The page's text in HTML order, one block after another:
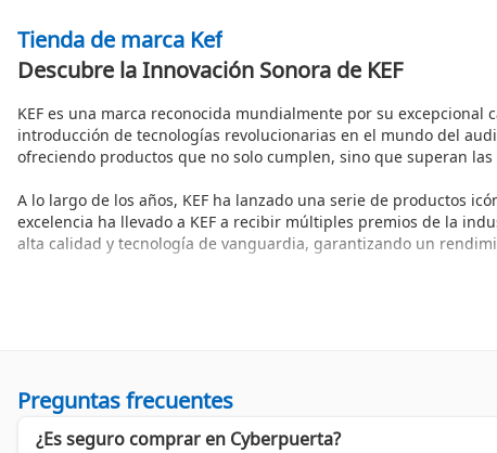
Tienda de marca Kef
Descubre la Innovación Sonora de KEF
KEF es una marca reconocida mundialmente por su
introducción de tecnologías revolucionarias en el mundo del
ofreciendo productos que no solo cumplen, sino que superan
A lo largo de los años, KEF ha lanzado una serie de productos
excelencia ha llevado a KEF a recibir múltiples premios de la
alta calidad y tecnología de vanguardia, garantizando un
Diseño Elegante:KEF combina funcionalidad con estética,
Innovación Continua:
Preguntas frecuentes
¿Es seguro comprar en Cyberpuerta?